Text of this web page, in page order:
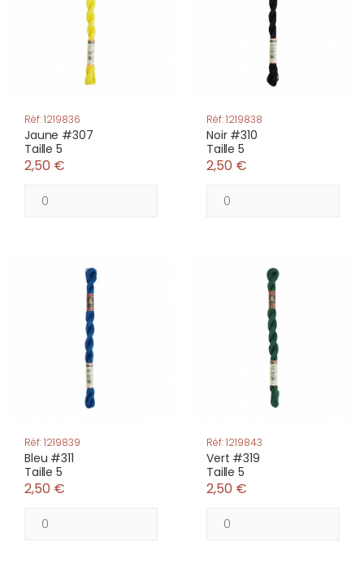
Réf: 1219836
Jaune #307
Taille 5
2,50 €
Réf: 1219838
Noir #310
Taille 5
2,50 €
Réf: 1219839
Bleu #311
Taille 5
2,50 €
Réf: 1219843
Vert #319
Taille 5
2,50 €